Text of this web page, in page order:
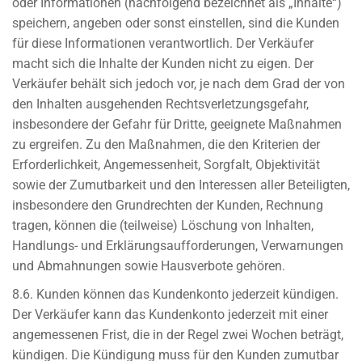
speichern, angeben oder sonst einstellen, sind die Kunden
für diese Informationen verantwortlich. Der Verkäufer
macht sich die Inhalte der Kunden nicht zu eigen. Der
Verkäufer behält sich jedoch vor, je nach dem Grad der von
den Inhalten ausgehenden Rechtsverletzungsgefahr,
insbesondere der Gefahr für Dritte, geeignete Maßnahmen
zu ergreifen. Zu den Maßnahmen, die den Kriterien der
Erforderlichkeit, Angemessenheit, Sorgfalt, Objektivität
sowie der Zumutbarkeit und den Interessen aller Beteiligten,
insbesondere den Grundrechten der Kunden, Rechnung
tragen, können die (teilweise) Löschung von Inhalten,
Handlungs- und Erklärungsaufforderungen, Verwarnungen
und Abmahnungen sowie Hausverbote gehören.
8.6. Kunden können das Kundenkonto jederzeit kündigen.
Der Verkäufer kann das Kundenkonto jederzeit mit einer
angemessenen Frist, die in der Regel zwei Wochen beträgt,
kündigen. Die Kündigung muss für den Kunden zumutbar